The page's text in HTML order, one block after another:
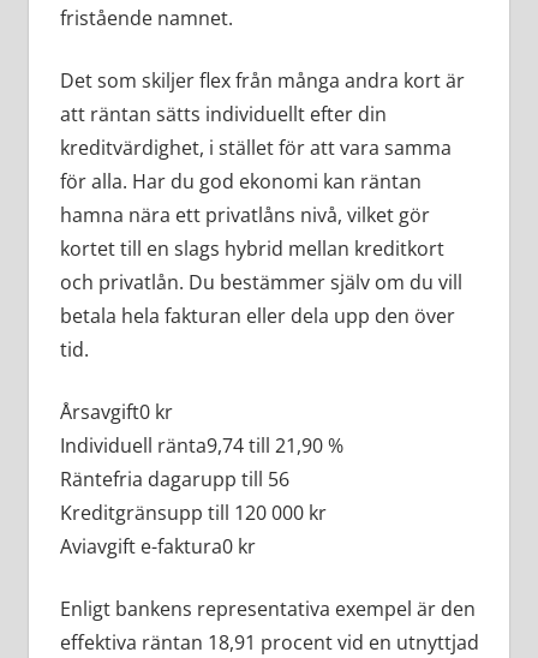
fristående namnet.
Det som skiljer flex från många andra kort är
att räntan sätts individuellt efter din
kreditvärdighet, i stället för att vara samma
för alla. Har du god ekonomi kan räntan
hamna nära ett privatlåns nivå, vilket gör
kortet till en slags hybrid mellan kreditkort
och privatlån. Du bestämmer själv om du vill
betala hela fakturan eller dela upp den över
tid.
Årsavgift0 kr
Individuell ränta9,74 till 21,90 %
Räntefria dagarupp till 56
Kreditgränsupp till 120 000 kr
Aviavgift e-faktura0 kr
Enligt bankens representativa exempel är den
effektiva räntan 18,91 procent vid en utnyttjad